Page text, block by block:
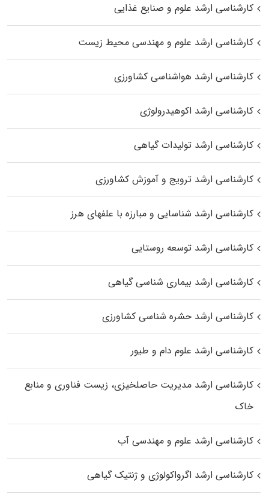
کارشناسی ارشد علوم و صنایع غذایی
کارشناسی ارشد علوم و مهندسی محیط زیست
کارشناسی ارشد هواشناسی کشاورزی
کارشناسی ارشد اکوهیدرولوژی
کارشناسی ارشد تولیدات گیاهی
کارشناسی ارشد ترویج و آموزش کشاورزی
کارشناسی ارشد شناسایی و مبارزه با علفهای هرز
کارشناسی ارشد توسعه روستایی
کارشناسی ارشد بیماری‌ شناسی گیاهی
کارشناسی ارشد حشره‌ شناسی کشاورزی
کارشناسی ارشد علوم دام و طیور
کارشناسی ارشد مدیریت حاصلخیزی، زیست فناوری و منابع
خاک
کارشناسی ارشد علوم و مهندسی آب
کارشناسی ارشد اگرواکولوژی و ژنتیک گیاهی